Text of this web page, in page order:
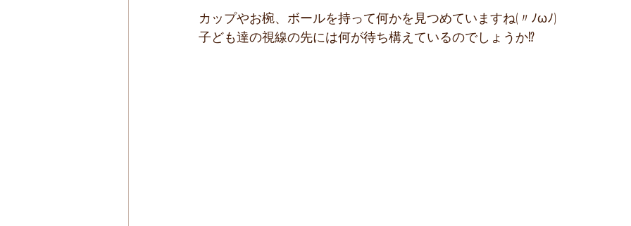
カップやお椀、ボールを持って何かを見つめていますね(〃ﾉωﾉ)
子ども達の視線の先には何が待ち構えているのでしょうか⁉